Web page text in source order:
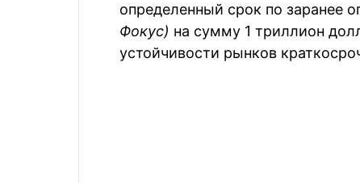
определенный срок по заранее
Фокус) на сумму 1 триллион
устойчивости рынков